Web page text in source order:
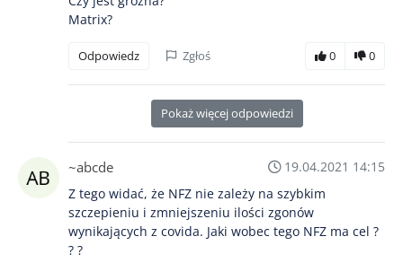
Matrix?
Odpowiedz Zgłoś 0 0
Pokaż więcej odpowiedzi
~abcde
19.04.2021 14:15
Z tego widać, że NFZ nie zależy na szybkim
szczepieniu i zmniejszeniu ilości zgonów
wynikających z covida. Jaki wobec tego NFZ ma cel ?
? ?